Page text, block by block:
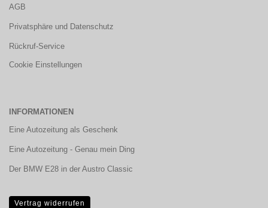
AGB
Privatsphäre und Datenschutz
Rückruf-Service
Cookie Einstellungen
INFORMATIONEN
Eine Autozeitung als Geschenk
Eine Autozeitung - Genau mein Ding
Der BMW E28 in der Austro Classic
Vertrag widerrufen